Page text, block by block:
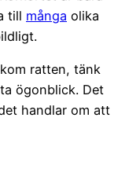
till många olika
ratten, tänk
ögonblick. Det
handlar om att